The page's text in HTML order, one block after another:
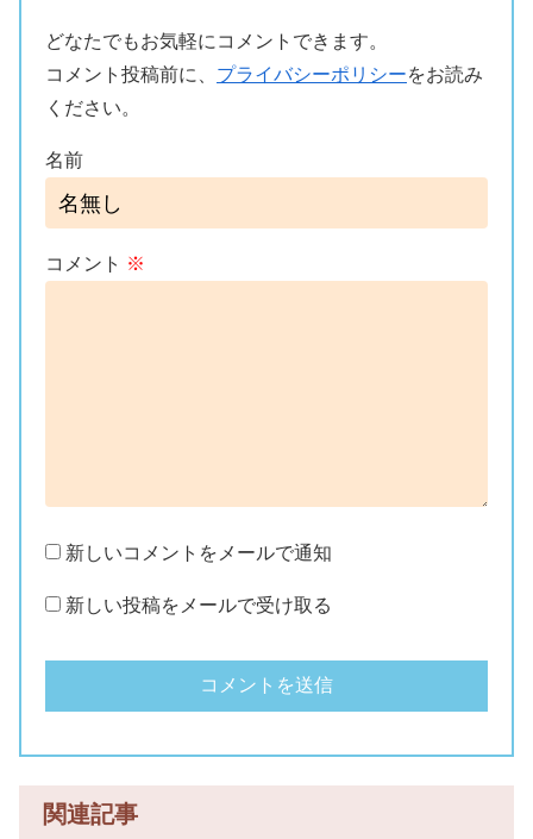
どなたでもお気軽にコメントできます。
コメント投稿前に、 プライバシーポリシーをお読み
ください。
名前
コメント ※
新しいコメントをメールで通知
新しい投稿をメールで受け取る
関連記事